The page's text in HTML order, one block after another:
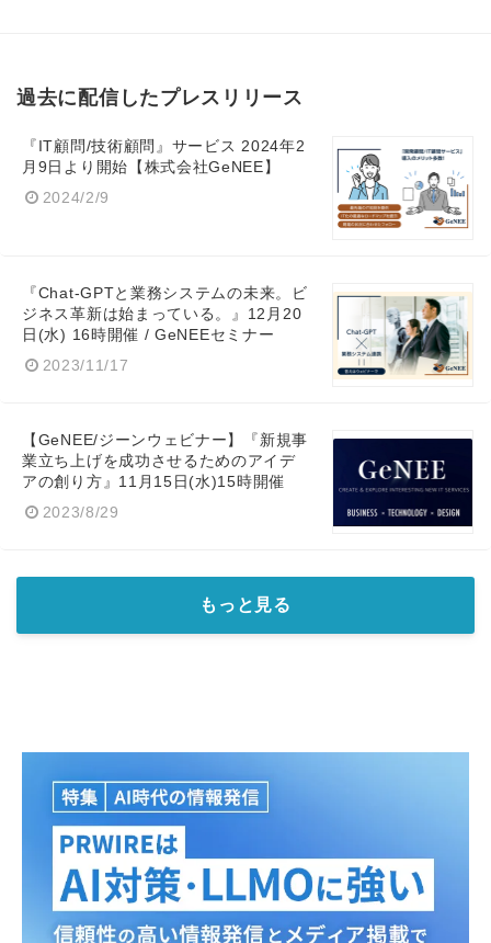
過去に配信したプレスリリース
『IT顧問/技術顧問』サービス 2024年2
月9日より開始【株式会社GeNEE】
2024/2/9
『Chat-GPTと業務システムの未来。ビ
ジネス革新は始まっている。』12月20
日(水) 16時開催 / GeNEEセミナー
2023/11/17
【GeNEE/ジーンウェビナー】『新規事
業立ち上げを成功させるためのアイデ
アの創り方』11月15日(水)15時開催
2023/8/29
もっと見る
Japanese
English